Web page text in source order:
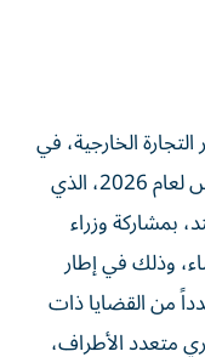
الخارجية، في
اجتماع وزراء التجارة لدول مجموعة بريكس لعام 2026، الذي
بمشاركة وزراء
وذلك في إطار
من القضايا ذات
متعدد الأطراف،